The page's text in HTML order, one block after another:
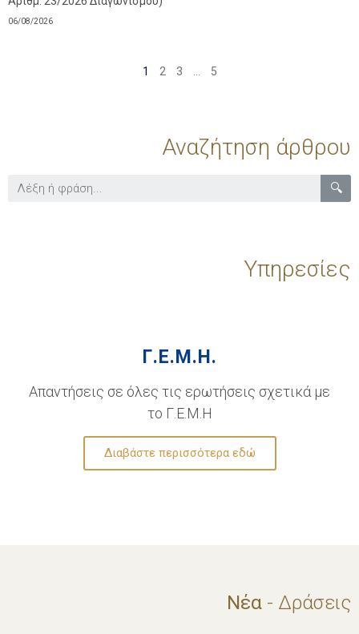
06/08/2026
1 2 3 5
Αναζήτηση άρθρου
🔍
Υπηρεσίες
Γ.Ε.Μ.Η.
Απαντήσεις σε όλες τις ερωτήσεις σχετικά με
το Γ.Ε.Μ.Η
Διαβάστε περισσότερα εδώ
Νέα - Δράσεις